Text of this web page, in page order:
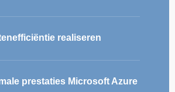
realiseren
prestaties Microsoft Azure